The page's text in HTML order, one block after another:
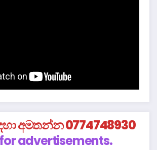
අමතන්න 0774748930
advertisements.